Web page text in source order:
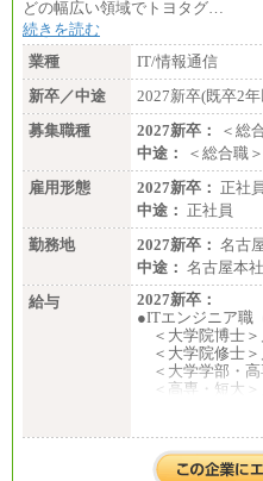
どの幅広い領域でトヨタグ…
続きを読む
業種
IT/情報通信
新卒／中途
2027新卒(既卒2
募集職種
2027新卒：
＜総
中途：
＜総合職
雇用形態
2027新卒： 正社員
中途： 正社員
勤務地
2027新卒： 名古
中途： 名古屋本
給与
2027新卒：
●ITエンジニア職
＜大学院博士＞
＜大学院修士＞
＜大学学部・高
＜高専・短大＞
＜大学院修士・
＜大学学部＞月